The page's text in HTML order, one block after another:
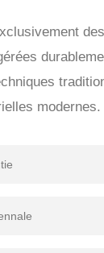
modernes.